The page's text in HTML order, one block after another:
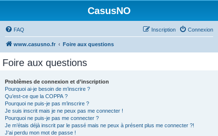
CasusNO
FAQ Connexion
Inscription
www.casusno.fr Foire aux questions
Foire aux questions
Problèmes de connexion et d’inscription
Pourquoi ai-je besoin de m’inscrire ?
Qu’est-ce que la COPPA ?
Pourquoi ne puis-je pas m’inscrire ?
Je suis inscrit mais je ne peux pas me connecter !
Pourquoi ne puis-je pas me connecter ?
Je m’étais déjà inscrit par le passé mais ne peux à présent plus me connecter ?!
J’ai perdu mon mot de passe !